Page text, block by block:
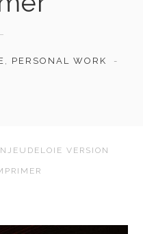
, PERSONAL WORK
VERSION